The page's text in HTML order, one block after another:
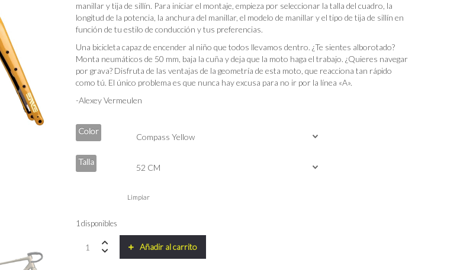
manillar y tija de sillín. Para iniciar el montaje, empieza por seleccionar la talla del cuadro, la
longitud de la potencia, la anchura del manillar, el modelo de manillar y el tipo de tija de sillín en
función de tu estilo de conducción y tus preferencias.
Una bicicleta capaz de encender al niño que todos llevamos dentro. ¿Te sientes alborotado?
Monta neumáticos de 50 mm, baja la cuña y deja que la moto haga el trabajo. ¿Quieres navegar
por grava? Disfruta de las ventajas de la geometría de esta moto, que reacciona tan rápido
como tú. El único problema es que nunca hay excusa para no ir por la línea «A».
-Alexey Vermeulen
Color
Talla
Limpiar
1 disponibles
Frameset
Enve
Añadir al carrito